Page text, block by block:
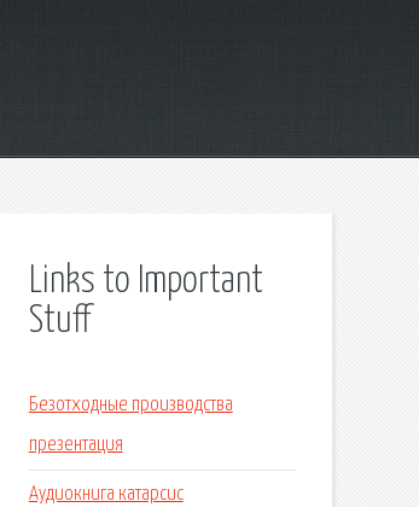
Links to Important
Stuff
Безотходные производства
презентация
Аудиокнига катарсис